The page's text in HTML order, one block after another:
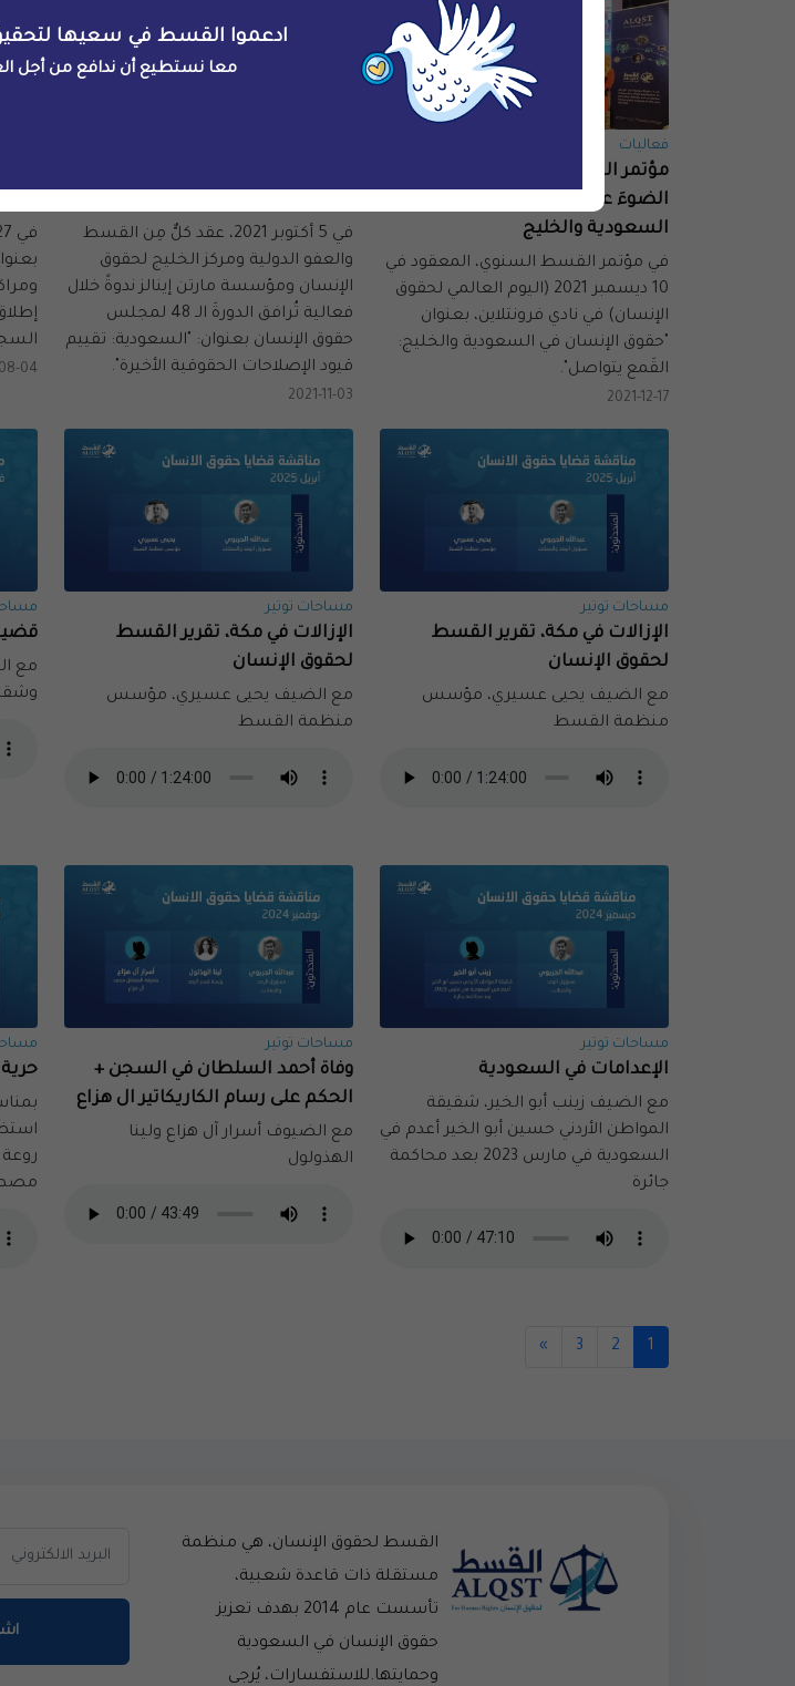
فعاليات
مؤتمر القسط السنوي يسلط
الضوءَ على القَمع المتواصل في
السعودية والخليج
في مؤتمر القسط السنوي، المعقود في
10 ديسمبر 2021 (اليوم العالمي لحقوق
الإنسان) في نادي فرونتلاين، بعنوان
"حقوق الإنسان في السعودية والخليج:
القَمع يتواصل".
2021-12-17
في 5 أكتوبر 2021، عقد كلٌّ مِن القسط
والعفو الدولية ومركز الخليج لحقوق
الإنسان ومؤسسة مارتن إينالز ندوةً خلال
فعالية تُرافق الدورةَ الـ 48 لمجلس
حقوق الإنسان بعنوان: "السعودية: تقييم
قيود الإصلاحات الحقوقية الأخيرة".
2021-11-03
04
مساحات توتير
الإزالات في مكة، تقرير القسط
لحقوق الإنسان
مع الضيف يحيى عسيري، مؤسس
منظمة القسط
مساحات توتير
الإزالات في مكة، تقرير القسط
لحقوق الإنسان
مع الضيف يحيى عسيري، مؤسس
منظمة القسط
مع
مساحات توتير
الإعدامات في السعودية
مع الضيف زينب أبو الخير، شقيقة
المواطن الأردني حسين أبو الخير أعدم في
السعودية في مارس 2023 بعد محاكمة
جائرة
مساحات توتير
وفاة أحمد السلطان في السجن +
الحكم على رسام الكاريكاتير ال هزاع
مع الضيوف أسرار آل هزاع ولينا
الهذولول
1
2
3
»
القسط لحقوق الإنسان، هي منظمة
مستقلة ذات قاعدة شعبية،
تأسست عام 2014 بهدف تعزيز
حقوق الإنسان في السعودية
وحمايتها.للاستفسارات، يُرجى
ادعموا القسط في سعيها
معا نستطيع أن ندافع من أجل